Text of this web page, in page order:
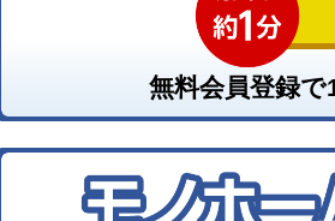
無料会員登録で